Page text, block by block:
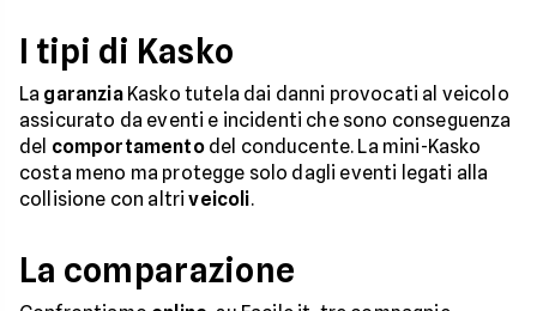
I tipi di Kasko
La garanziaKasko tutela dai danni provocati al veicolo
assicurato da eventi e incidenti che sono conseguenza
del comportamentodel conducente. La mini-Kasko
costa meno ma protegge solo dagli eventi legati alla
collisione con altriveicoli.
La comparazione